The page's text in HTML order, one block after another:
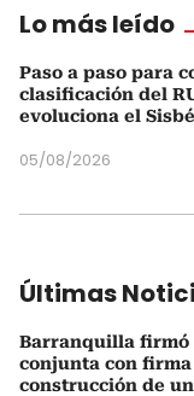
Lo más leído
Paso a paso para
clasificación del
evoluciona el
05/08/2026
Últimas
Barranquilla firmó
conjunta con
construcción de